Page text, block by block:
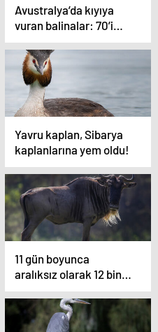
Avustralya’da kıyıya
vuran balinalar: 70’i
kurtarıldı, 380’i öldü
Yavru kaplan, Sibarya
kaplanlarına yem oldu!
11 gün boyunca
aralıksız olarak 12 bin
kilometre uçtu